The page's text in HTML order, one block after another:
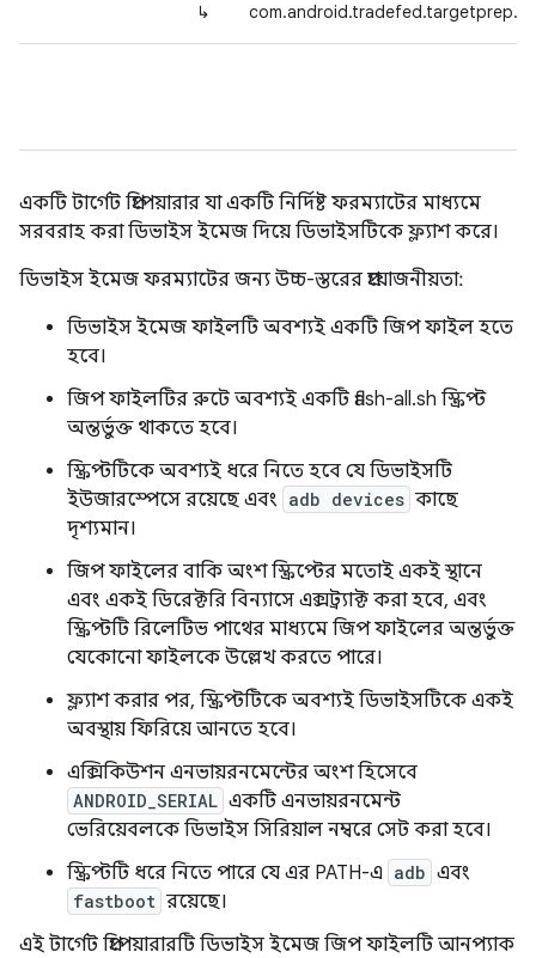
↳
একটি টার্গেট প্রিপেয়ারার যা একটি নির্দিষ্ট ফরম্যাটের মাধ্যমে
সরবরাহ করা ডিভাইস ইমেজ দিয়ে ডিভাইসটিকে ফ্ল্যাশ করে।
ডিভাইস ইমেজ ফরম্যাটের জন্য উচ্চ-স্তরের প্রয়োজনীয়তা:
ডিভাইস ইমেজ ফাইলটি অবশ্যই একটি জিপ ফাইল হতে
হবে।
জিপ ফাইলটির রুটে অবশ্যই একটি flash-all.sh স্ক্রিপ্ট
অন্তর্ভুক্ত থাকতে হবে।
স্ক্রিপ্টটিকে অবশ্যই ধরে নিতে হবে যে ডিভাইসটি
ইউজারস্পেসে রয়েছে এবং adb devices কাছে
দৃশ্যমান।
জিপ ফাইলের বাকি অংশ স্ক্রিপ্টের মতোই একই স্থানে
এবং একই ডিরেক্টরি বিন্যাসে এক্সট্র্যাক্ট করা হবে, এবং
স্ক্রিপ্টটি রিলেটিভ পাথের মাধ্যমে জিপ ফাইলের অন্তর্ভুক্ত
যেকোনো ফাইলকে উল্লেখ করতে পারে।
ফ্ল্যাশ করার পর, স্ক্রিপ্টটিকে অবশ্যই ডিভাইসটিকে একই
অবস্থায় ফিরিয়ে আনতে হবে।
এক্সিকিউশন এনভায়রনমেন্টের অংশ হিসেবে
ANDROID_SERIAL একটি এনভায়রনমেন্ট
ভেরিয়েবলকে ডিভাইস সিরিয়াল নম্বরে সেট করা হবে।
স্ক্রিপ্টটি ধরে নিতে পারে যে এর PATH-এ adb এবং
fastboot রয়েছে।
এই টার্গেট প্রিপেয়ারারটি ডিভাইস ইমেজ জিপ ফাইলটি আনপ্যাক